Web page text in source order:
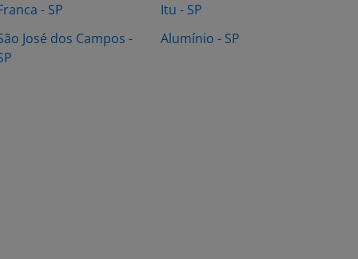
- SP
José dos Campos -
Itu - SP
Alumínio - SP